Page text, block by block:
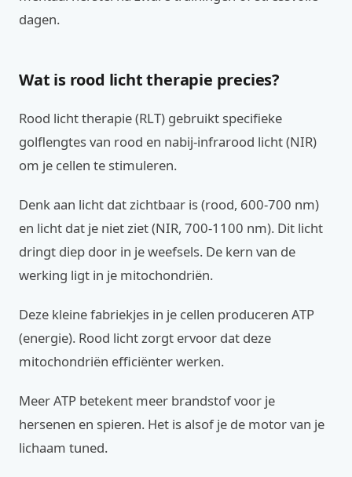
dagen.
Wat is rood licht therapie precies?
Rood licht therapie (RLT) gebruikt specifieke
golflengtes van rood en nabij-infrarood licht (NIR)
om je cellen te stimuleren.
Denk aan licht dat zichtbaar is (rood, 600-700 nm)
en licht dat je niet ziet (NIR, 700-1100 nm). Dit licht
dringt diep door in je weefsels. De kern van de
werking ligt in je mitochondriën.
Deze kleine fabriekjes in je cellen produceren ATP
(energie). Rood licht zorgt ervoor dat deze
mitochondriën efficiënter werken.
Meer ATP betekent meer brandstof voor je
hersenen en spieren. Het is alsof je de motor van je
lichaam tuned.